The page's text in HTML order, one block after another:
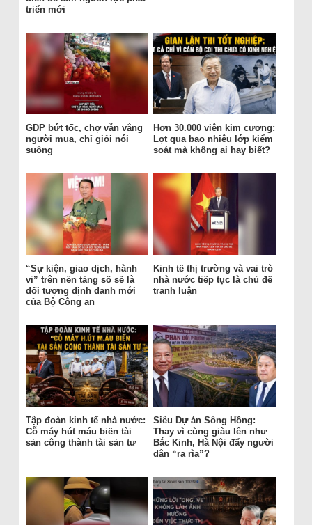
triển mới
GDP bứt tốc, chợ vẫn vắng
người mua, chỉ giỏi nói
suông
Hơn 30.000 viên kim cương:
Lọt qua bao nhiêu lớp kiểm
soát mà không ai hay biết?
“Sự kiện, giao dịch, hành
vi” trên nền tảng số sẽ là
đối tượng định danh mới
của Bộ Công an
Kinh tế thị trường và vai trò
nhà nước tiếp tục là chủ đề
tranh luận
Tập đoàn kinh tế nhà nước:
Cỗ máy hút máu biến tài
sản công thành tài sản tư
Siêu Dự án Sông Hồng:
Thay vì cùng giàu lên như
Bắc Kinh, Hà Nội đẩy người
dân “ra rìa”?